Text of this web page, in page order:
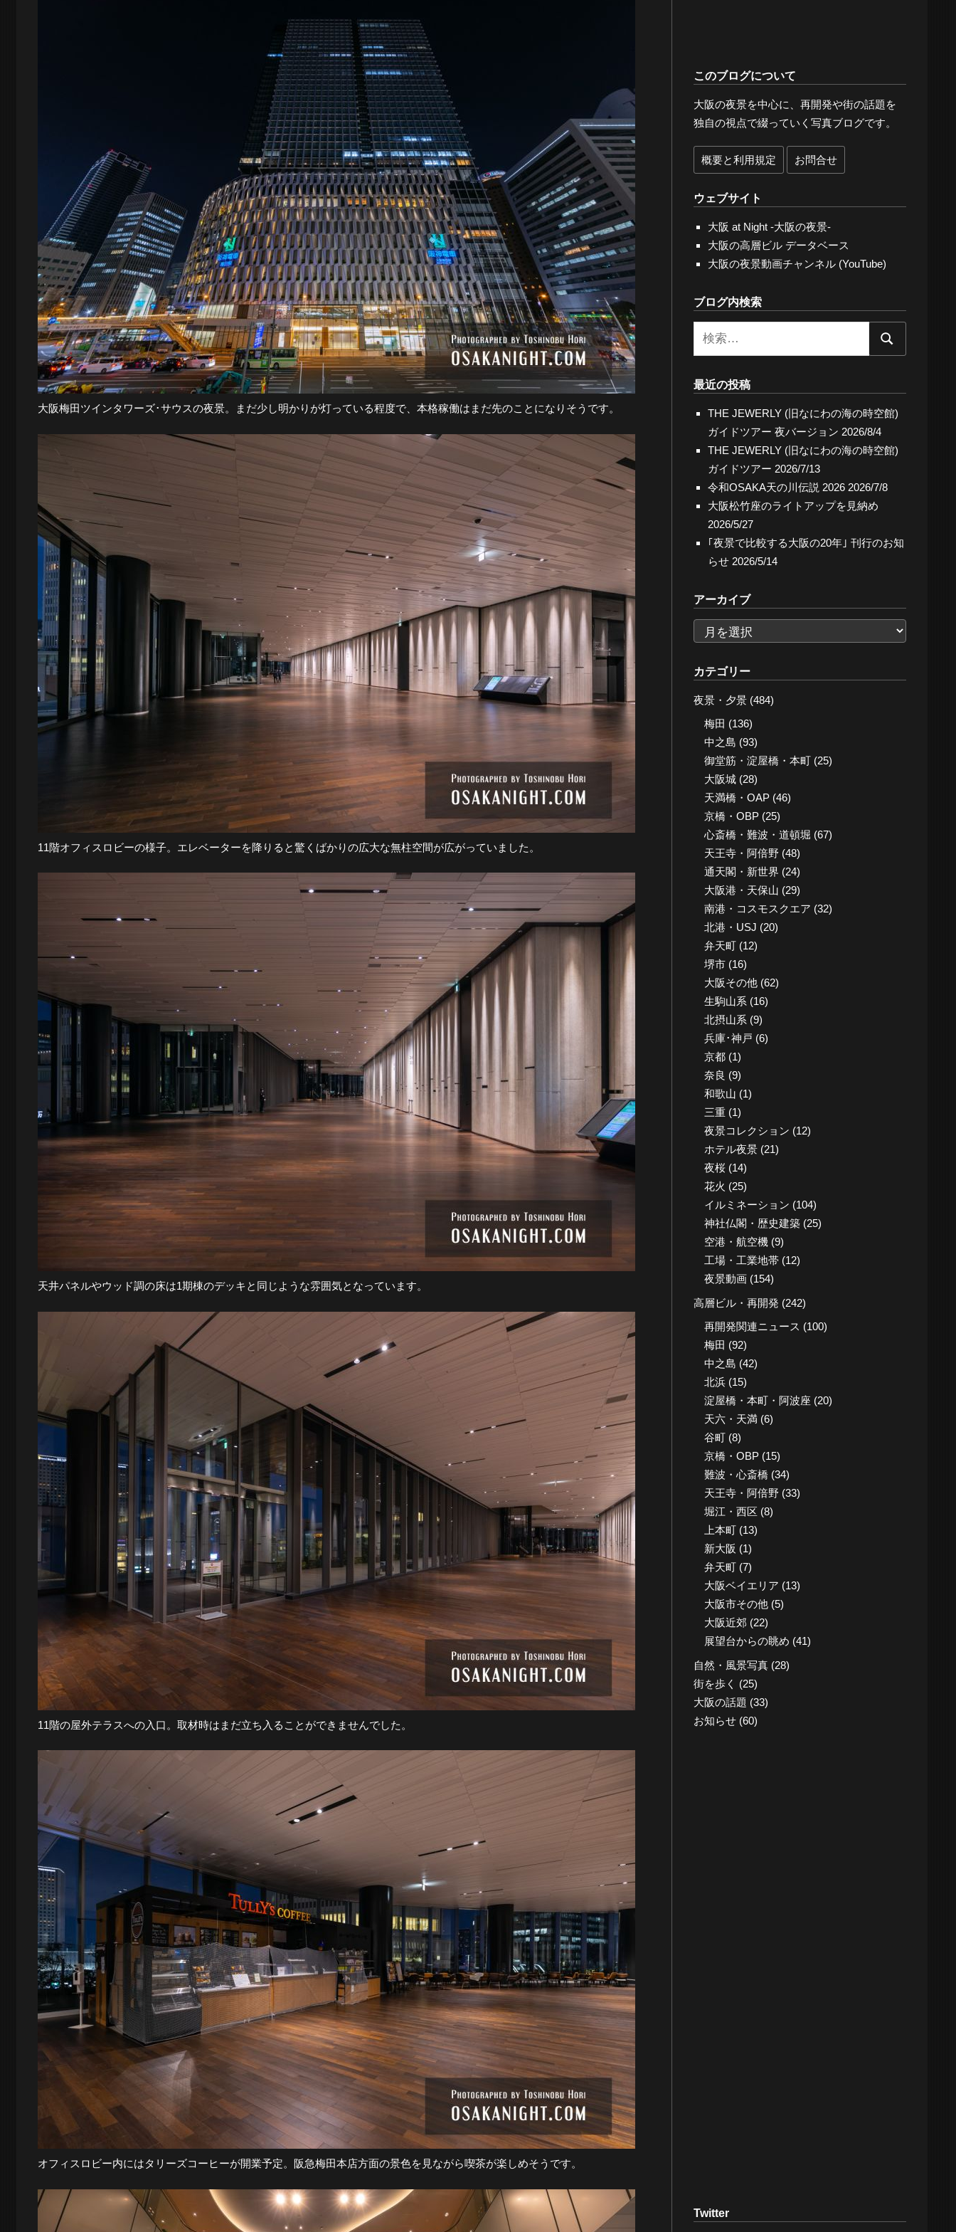
ロ
グ
-
大
阪
の
夜
景
と
都
市
風
景
探
訪-
大阪梅田ツインタワーズ･サウスの夜景。まだ少し明かりが灯っている程度で、本格稼働はまだ先のことになりそうです。
11階オフィスロビーの様子。エレベーターを降りると驚くばかりの広大な無柱空間が広がっていました。
天井パネルやウッド調の床は1期棟のデッキと同じような雰囲気となっています。
11階の屋外テラスへの入口。取材時はまだ立ち入ることができませんでした。
オフィスロビー内にはタリーズコーヒーが開業予定。阪急梅田本店方面の景色を見ながら喫茶が楽しめそうです。
このブログについて
大阪の夜景を中心に、再開発や街の話題を
独自の視点で綴っていく写真ブログです。
概要と利用規定 お問合せ
ウェブサイト
大阪 at Night -大阪の夜景-
大阪の高層ビル データベース
大阪の夜景動画チャンネル (YouTube)
ブログ内検索
検
最近の投稿
THE JEWERLY (旧なにわの海の時空館)
ガイドツアー 夜バージョン 2026/8/4
THE JEWERLY (旧なにわの海の時空館)
ガイドツアー 2026/7/13
令和OSAKA天の川伝説 2026 2026/7/8
大阪松竹座のライトアップを見納め
2026/5/27
｢夜景で比較する大阪の20年｣ 刊行のお知
らせ 2026/5/14
アーカイブ
ー
カ
イ
ブ
カテゴリー
夜景・夕景(484)
梅田 (136)
中之島 (93)
御堂筋・淀屋橋・本町(25)
大阪城(28)
天満橋・OAP(46)
京橋・OBP(25)
心斎橋・難波・道頓堀 (67)
天王寺・阿倍野(48)
通天閣・新世界 (24)
大阪港・天保山 (29)
南港・コスモスクエア (32)
北港・USJ (20)
弁天町(12)
堺市(16)
大阪その他(62)
生駒山系 (16)
北摂山系 (9)
兵庫･神戸 (6)
京都(1)
奈良 (9)
和歌山 (1)
三重(1)
夜景コレクション (12)
ホテル夜景(21)
夜桜(14)
花火 (25)
イルミネーション (104)
神社仏閣・歴史建築(25)
空港・航空機(9)
工場・工業地帯(12)
夜景動画(154)
高層ビル・再開発 (242)
再開発関連ニュース (100)
梅田 (92)
中之島 (42)
北浜(15)
淀屋橋・本町・阿波座 (20)
天六・天満(6)
谷町(8)
京橋・OBP(15)
難波・心斎橋(34)
天王寺・阿倍野(33)
堀江・西区 (8)
上本町(13)
新大阪 (1)
弁天町(7)
大阪ベイエリア (13)
大阪市その他(5)
大阪近郊 (22)
展望台からの眺め (41)
自然・風景写真(28)
街を歩く (25)
大阪の話題 (33)
お知らせ(60)
Twitter